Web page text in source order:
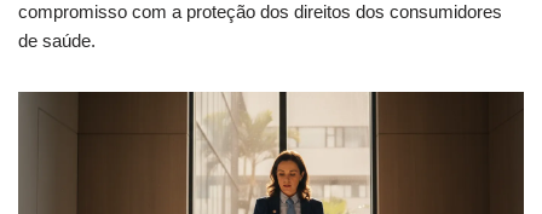
compromisso com a proteção dos direitos dos consumidores
de saúde.